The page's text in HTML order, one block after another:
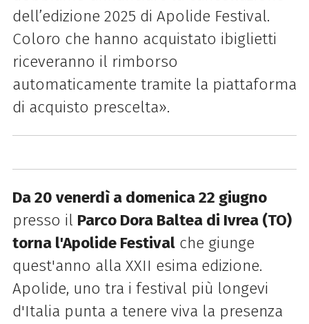
dell’edizione 2025 di Apolide Festival.
Coloro che hanno acquistato ibiglietti
riceveranno il rimborso
automaticamente tramite la piattaforma
di acquisto prescelta».
Da20 venerdì a domenica 22 giugno
presso il Parco Dora Baltea di Ivrea (TO)
torna l'Apolide Festivalche giunge
quest'anno alla XXII esima edizione.
Apolide, uno tra i festival più longevi
d'Italia punta a tenere viva la presenza